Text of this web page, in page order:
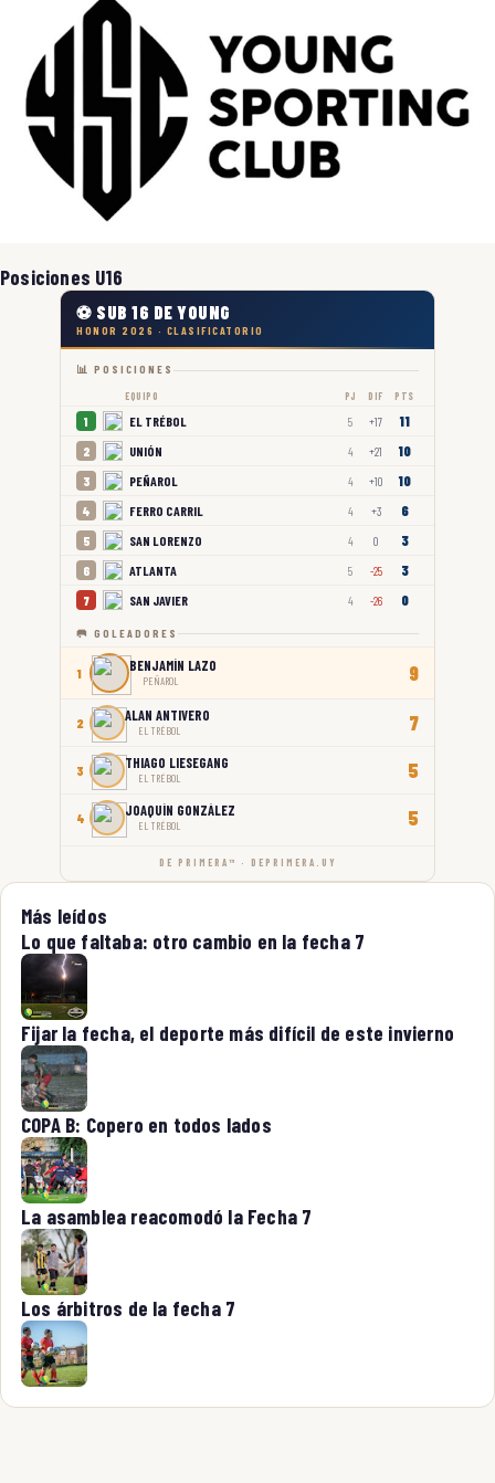
Posiciones U16
⚽ SUB 16 DE YOUNG
HONOR 2026 · CLASIFICATORIO
📊 POSICIONES
EQUIPO PJ DIF PTS
1 EL TRÉBOL 5 +17 11
2 UNIÓN 4 +21 10
3 PEÑAROL 4 +10 10
4 FERRO CARRIL 4 +3 6
5 SAN LORENZO 4 0 3
6 ATLANTA 5 -25 3
7 SAN JAVIER 4 -26 0
🥅 GOLEADORES
1 BENJAMÍN LAZO
PEÑAROL 9
2 ALAN ANTIVERO
EL TRÉBOL 7
3 THIAGO LIESEGANG
EL TRÉBOL 5
4 JOAQUÍN GONZÁLEZ
EL TRÉBOL 5
DE PRIMERA™ · DEPRIMERA.UY
Más leídos
Lo que faltaba: otro cambio en la fecha 7
Fijar la fecha, el deporte más difícil de este invierno
COPA B: Copero en todos lados
La asamblea reacomodó la Fecha 7
Los árbitros de la fecha 7